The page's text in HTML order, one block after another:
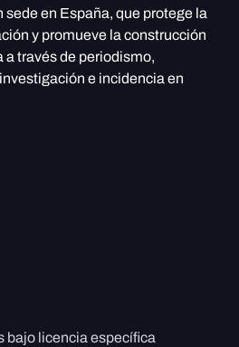
sede en España, que protege la
y promueve la construcción
a través de periodismo,
e incidencia en
bajo licencia específica